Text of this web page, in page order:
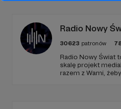
Radio Nowy
30623 patronów
Radio Nowy Świat
skalę projekt
razem z Wami,